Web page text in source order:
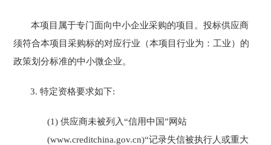
本项目属于专门面向中小企业采购的项目。投标供应商
须符合本项目采购标的对应行业（本项目行业为：工业）的
政策划分标准的中小微企业。
3.特定资格要求如下:
(1)供应商未被列入“信用中国”网站
(www.creditchina.gov.cn)“记录失信被执行人或重大